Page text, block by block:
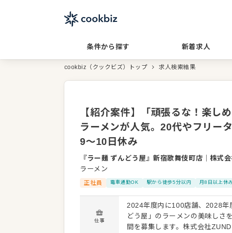
条件から探す 新着求人
cookbiz（クックビズ）トップ 求人検索結果
【紹介案件】「頑張るな！楽し
ラーメンが人気。20代やフリー
9～10日休み
『ラー麺 ずんどう屋』新宿歌舞伎町店
株式
ラーメン
正社員 電車通勤OK 駅から徒歩5分以内 月8日以上休
仕事
2024年度内に100店舗、2028年
どう屋」のラーメンの美味しさ
間を募集します。株式会社